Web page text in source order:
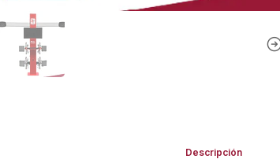
Descripción